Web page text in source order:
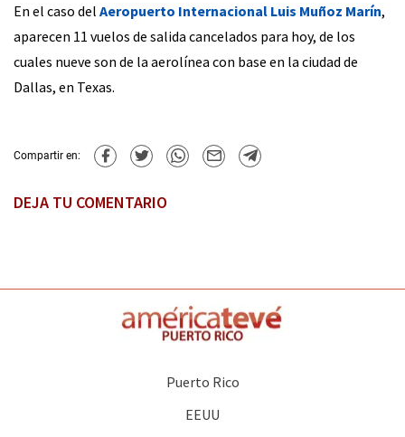
En el caso del Aeropuerto Internacional Luis Muñoz Marín,
aparecen 11 vuelos de salida cancelados para hoy, de los
cuales nueve son de la aerolínea con base en la ciudad de
Dallas, en Texas.
Compartir en:
DEJA TU COMENTARIO
Puerto Rico
EEUU